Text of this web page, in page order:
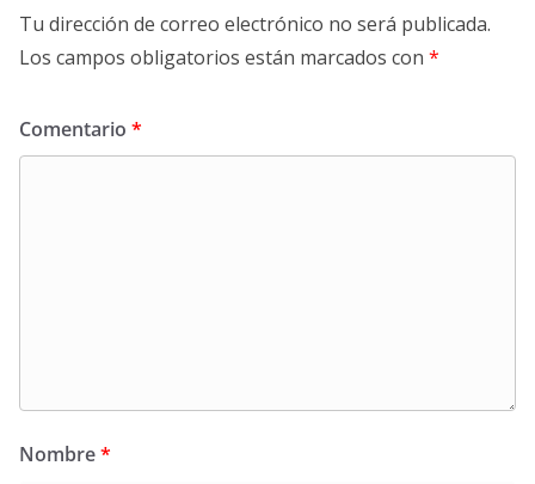
Tu dirección de correo electrónico no será publicada.
Los campos obligatorios están marcados con *
Comentario *
Nombre*